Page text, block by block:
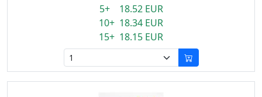
5+ 18.52 EUR
10+ 18.34 EUR
15+ 18.15 EUR